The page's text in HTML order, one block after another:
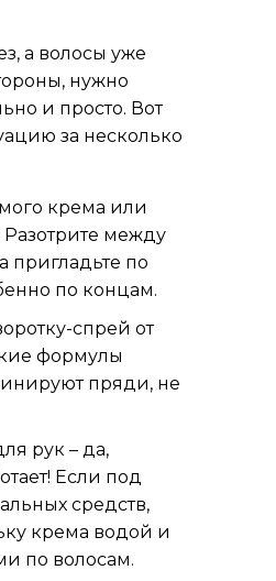
а волосы уже
нужно
и просто. Вот
за несколько
крема или
Разотрите между
пригладьте по
по концам.
спрей от
формулы
пряди, не
рук – да,
Если под
средств,
крема водой и
по волосам.